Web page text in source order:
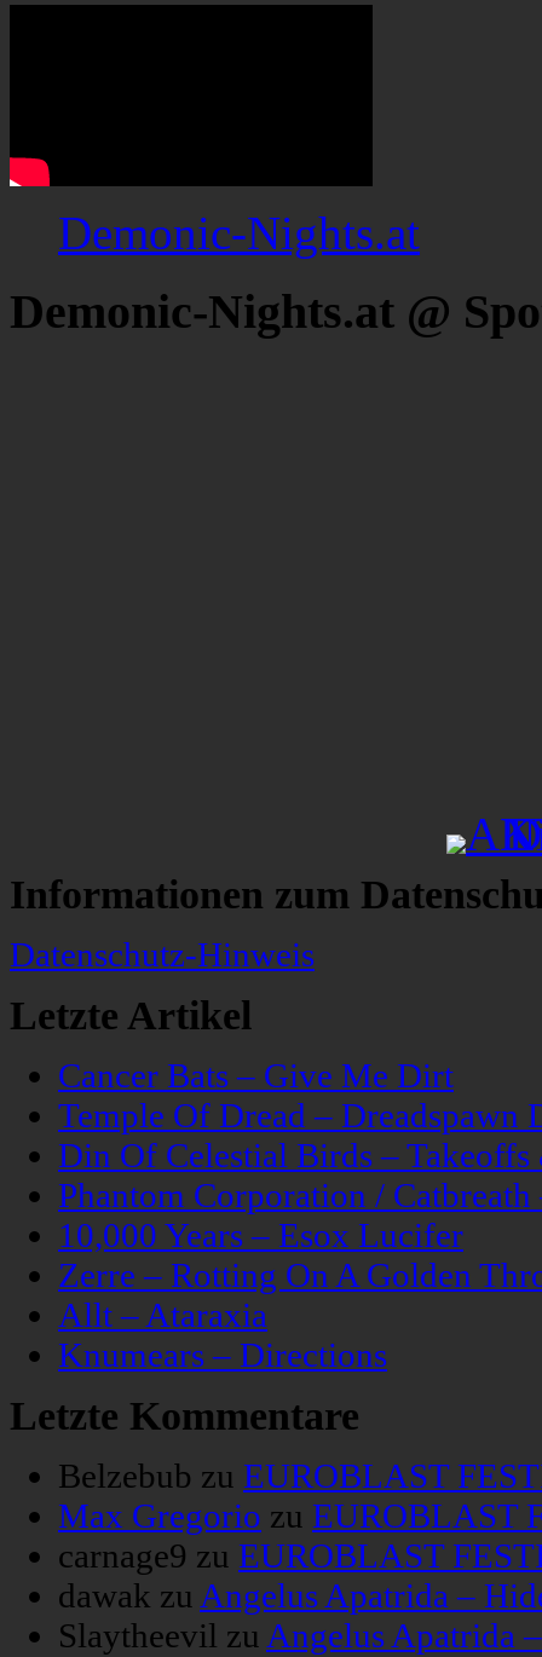
Demonic-Nights.at
Demonic-Nights.at @
Informationen zum
Datenschutz-Hinweis
Letzte Artikel
Cancer Bats – Give Me Dirt
Temple Of Dread – Dreadspawn
Din Of Celestial Birds –
Phantom Corporation /
10,000 Years – Esox Lucifer
Zerre – Rotting On A Golden
Allt – Ataraxia
Knumears – Directions
Letzte Kommentare
Belzebub zu EUROBLAST
Max Gregorio zu EUROBLAST
carnage9 zu EUROBLAST
dawak zu Angelus Apatrida –
Slaytheevil zu Angelus Apatrida